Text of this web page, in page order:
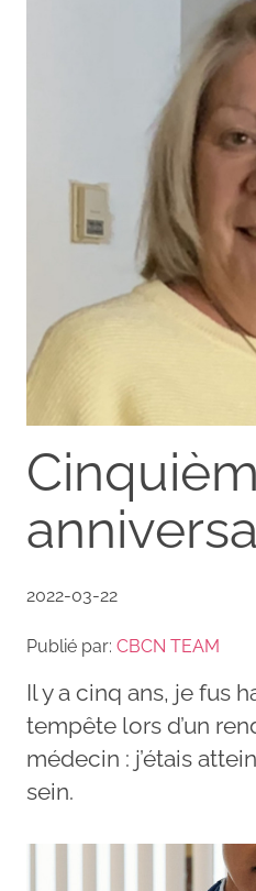
2022-03-22
Publié par: CBCN TEAM
Il y a cinq ans, je fus
tempête lors d’un
médecin : j’étais
sein.